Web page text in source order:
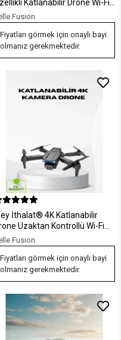
Katlanabilir Drone Wi-Fi
Yükseklik Sabitlemeli
Fusion
Fiyatları görmek için onaylı bayi
olmanız gerekmektedir.
İthalat® 4K Katlanabilir
Uzaktan Kontrollü Wi-Fi
Aktarımlı
Fusion
Fiyatları görmek için onaylı bayi
olmanız gerekmektedir.